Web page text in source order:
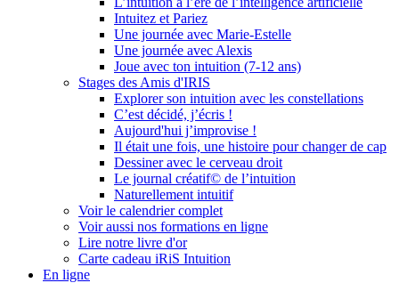
Intuitez et Pariez
Une journée avec Marie-Estelle
Une journée avec Alexis
Joue avec ton intuition (7-12 ans)
Stages des Amis d'IRIS
Explorer son intuition avec les constellations
C’est décidé, j’écris !
Aujourd'hui j’improvise !
Il était une fois, une histoire pour changer de cap
Dessiner avec le cerveau droit
Le journal créatif© de l’intuition
Naturellement intuitif
Voir le calendrier complet
Voir aussi nos formations en ligne
Lire notre livre d'or
Carte cadeau iRiS Intuition
En ligne